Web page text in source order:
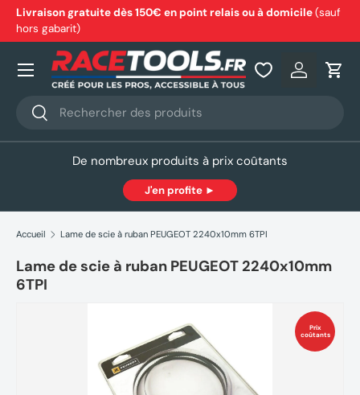
Aller au contenu
Livraison gratuite dès 150€ en point relais ou à domicile(sauf
hors gabarit)
Recherche
Rechercher
Se
Nos produits
De nombreux produits à prix coûtants
J'en profite ►
Accueil Lame de scie à ruban PEUGEOT 2240x10mm 6TPI
Lame de scie à ruban PEUGEOT 2240x10mm
6TPI
Prix
coûtants